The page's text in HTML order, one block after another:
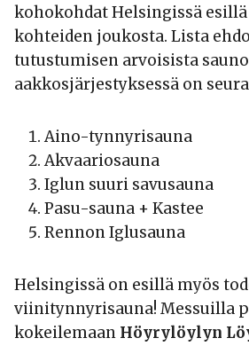
kohokohdat Helsingissä
kohteiden joukosta. Lista
tutustumisen arvoisista
aakkosjärjestyksessä on
Aino-tynnyrisauna
Akvaariosauna
Iglun suuri savusauna
Pasu-sauna + Kastee
Rennon Iglusauna
Helsingissä on esillä myös
viinitynnyrisauna! Messuilla
kokeilemaan Höyrylöylyn